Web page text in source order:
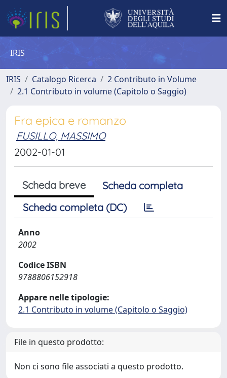
IRIS
IRIS Catalogo Ricerca
2 Contributo in Volume
2.1 Contributo in volume (Capitolo o Saggio)
Fra epica e romanzo
FUSILLO, MASSIMO
2002-01-01
Scheda breve
Scheda completa
Scheda completa (DC)
Anno
2002
Codice ISBN
9788806152918
Appare nelle tipologie:
2.1 Contributo in volume (Capitolo o Saggio)
File in questo prodotto:
Non ci sono file associati a questo prodotto.